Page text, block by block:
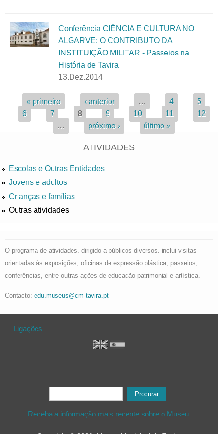
Conferência CIÊNCIA E CULTURA NO
ALGARVE: O CONTRIBUTO DA
INSTITUIÇÃO MILITAR - Passeios na
História de Tavira
13.Dez.2014
Páginas« primeiro ‹ anterior … 4
5
6
7 8 9 10 11
12
…
próximo › último »
ATIVIDADES
Escolas e Outras Entidades
Jovens e adultos
Crianças e famílias
Outras atividades
O programa de atividades, dirigido a públicos diversos, inclui visitas
orientadas às exposições, oficinas de expressão plástica, passeios,
conferências, entre outras ações de educação patrimonial e artística.
Contacto: edu.museus@cm-tavira.pt
Ligações
Formulário de procura
Receba a informação mais recente sobre o Museu